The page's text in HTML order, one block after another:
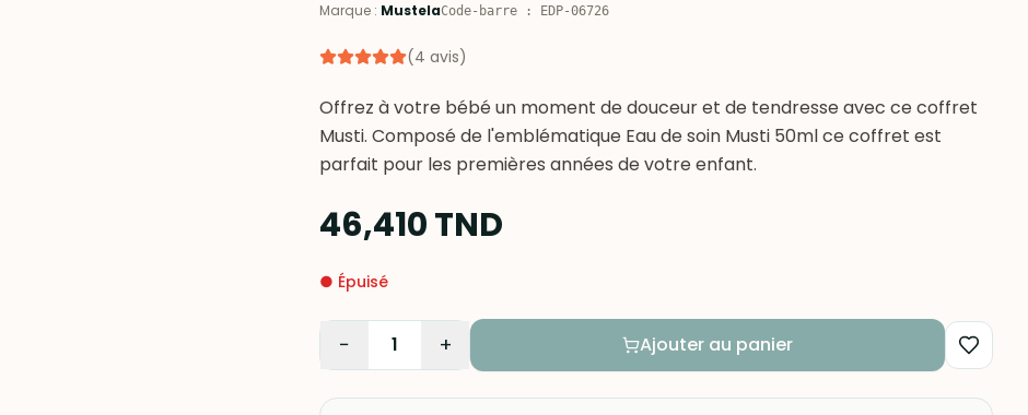
Marque : MustelaCode-barre : EDP-06726
(4 avis)
Offrez à votre bébé un moment de douceur et de tendresse avec ce coffret
Musti. Composé de l'emblématique Eau de soin Musti 50ml ce coffret est
parfait pour les premières années de votre enfant.
46,410TND
● Épuisé
− 1 + Ajouter au panier